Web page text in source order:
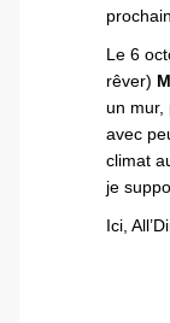
Le 6
rêver)
un mur,
avec
climat
je
Ici,